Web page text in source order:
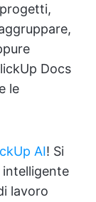
Docs
le
AI! Si
intelligente
lavoro